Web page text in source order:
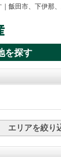
飯田市、下伊那
を探す
エリアを絞り